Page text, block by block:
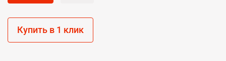
Купить в 1 клик